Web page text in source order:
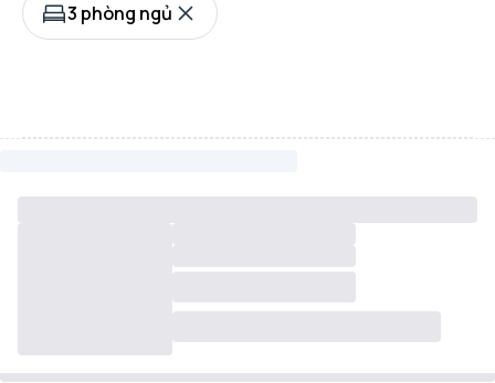
3 phòng ngủ